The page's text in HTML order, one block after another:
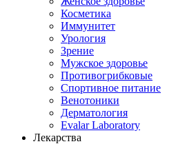
Косметика
Иммунитет
Урология
Зрение
Мужское здоровье
Противогрибковые
Спортивное питание
Венотоники
Дерматология
Evalar Laboratory
Лекарства